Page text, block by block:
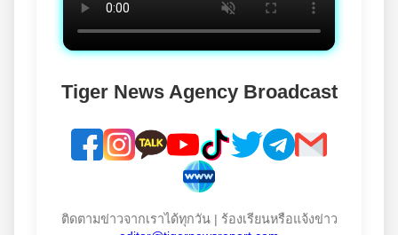
Tiger News Agency Broadcast
ติดตามข่าวจากเราได้ทุกวัน | ร้องเรียนหรือแจ้งข่าว